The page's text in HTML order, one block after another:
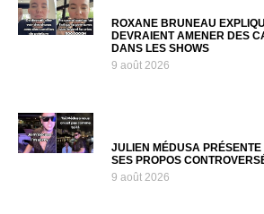
ROXANE BRUNEAU
DEVRAIENT AMENER DES
DANS LES SHOWS
9 août 2026
JULIEN MÉDUSA
SES PROPOS
9 août 2026